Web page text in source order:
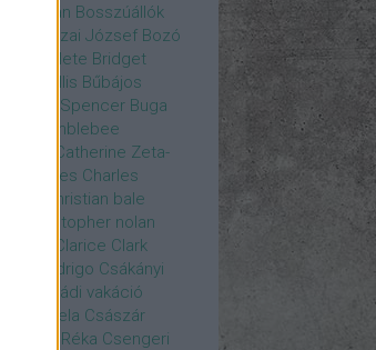
Bor Zoltán Bosszúállók
Bozai József Bozó
Brian élete Bridget
Bruce Willis Bűbájos
Bud Spencer Buga
Bumblebee
Catherine Zeta-
Charles Charles
christian bale
christopher nolan
Clarice Clark
Rodrigo Csákányi
Családi vakáció
Angela Császár
Csellár Réka Csengeri